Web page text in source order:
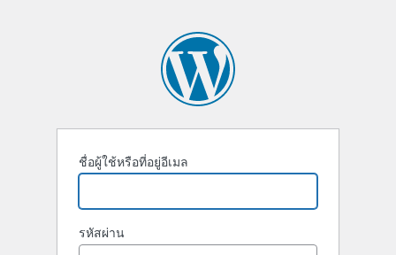
ชื่อผู้ใช้หรือที่อยู่อีเมล
รหัสผ่าน